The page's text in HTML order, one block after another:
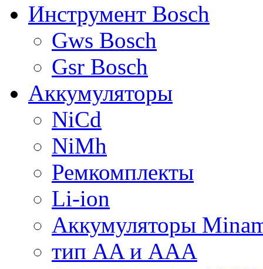
Инструмент Bosch
Gws Bosch
Gsr Bosch
Аккумуляторы
NiCd
NiMh
Ремкомплекты
Li-ion
Аккумуляторы
тип AA и AAA